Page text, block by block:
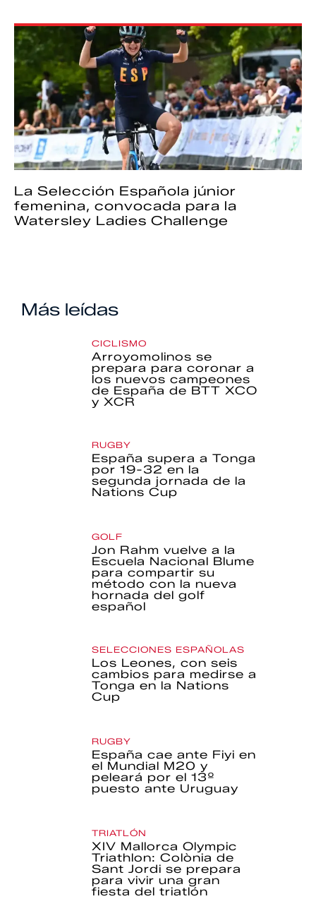
La Selección Española júnior
femenina, convocada para la
Watersley Ladies Challenge
Más leídas
CICLISMO
Arroyomolinos se
prepara para coronar a
los nuevos campeones
de España de BTT XCO
y XCR
RUGBY
España supera a Tonga
por 19-32 en la
segunda jornada de la
Nations Cup
GOLF
Jon Rahm vuelve a la
Escuela Nacional Blume
para compartir su
método con la nueva
hornada del golf
español
SELECCIONES ESPAÑOLAS
Los Leones, con seis
cambios para medirse a
Tonga en la Nations
Cup
RUGBY
España cae ante Fiyi en
el Mundial M20 y
peleará por el 13º
puesto ante Uruguay
TRIATLÓN
XIV Mallorca Olympic
Triathlon: Colònia de
Sant Jordi se prepara
para vivir una gran
fiesta del triatlón